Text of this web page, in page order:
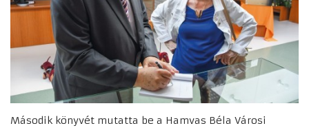
Második könyvét mutatta be a Hamvas Béla Városi